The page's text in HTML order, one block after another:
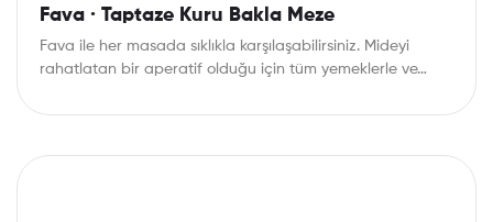
Fava · Taptaze Kuru Bakla Meze
Fava ile her masada sıklıkla karşılaşabilirsiniz. Mideyi
rahatlatan bir aperatif olduğu için tüm yemeklerle ve…